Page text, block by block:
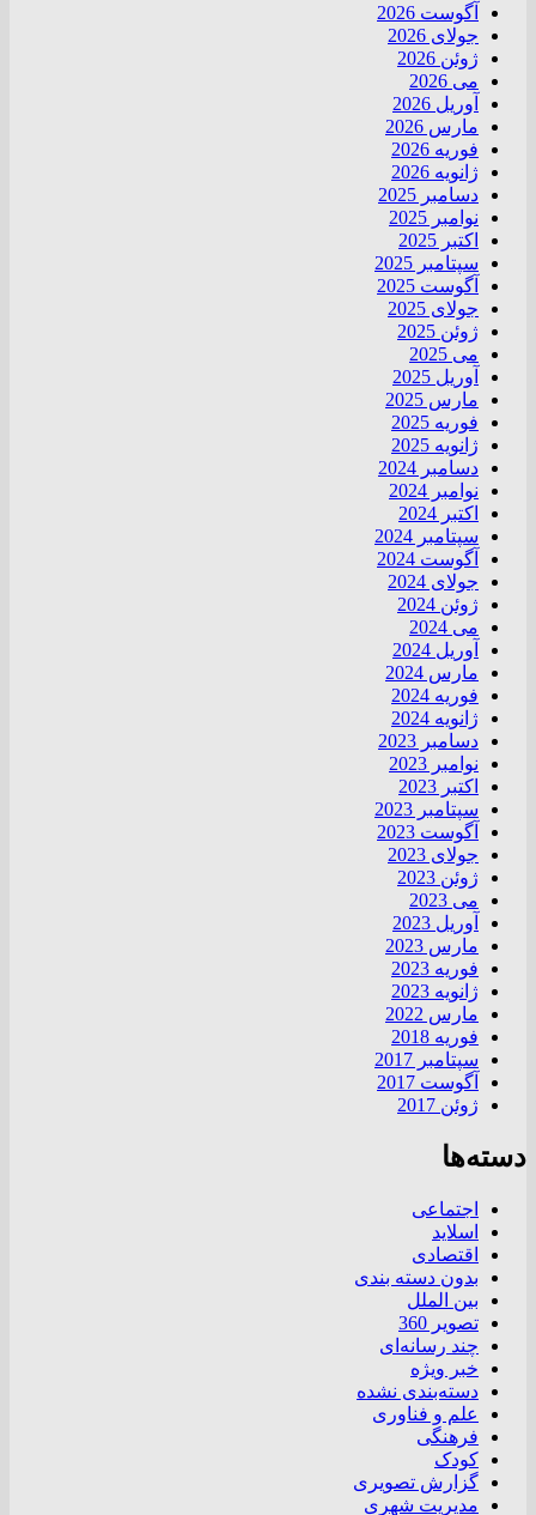
آگوست 2026
جولای 2026
ژوئن 2026
می 2026
آوریل 2026
مارس 2026
فوریه 2026
ژانویه 2026
دسامبر 2025
نوامبر 2025
اکتبر 2025
سپتامبر 2025
آگوست 2025
جولای 2025
ژوئن 2025
می 2025
آوریل 2025
مارس 2025
فوریه 2025
ژانویه 2025
دسامبر 2024
نوامبر 2024
اکتبر 2024
سپتامبر 2024
آگوست 2024
جولای 2024
ژوئن 2024
می 2024
آوریل 2024
مارس 2024
فوریه 2024
ژانویه 2024
دسامبر 2023
نوامبر 2023
اکتبر 2023
سپتامبر 2023
آگوست 2023
جولای 2023
ژوئن 2023
می 2023
آوریل 2023
مارس 2023
فوریه 2023
ژانویه 2023
مارس 2022
فوریه 2018
سپتامبر 2017
آگوست 2017
ژوئن 2017
دسته‌ها
اجتماعی
اسلاید
اقتصادی
بدون دسته بندی
بین الملل
تصویر 360
چند رسانه‌ای
خبر ویژه
دسته‌بندی نشده
علم و فناوری
فرهنگی
کودک
گزارش تصویری
مدیریت شهری